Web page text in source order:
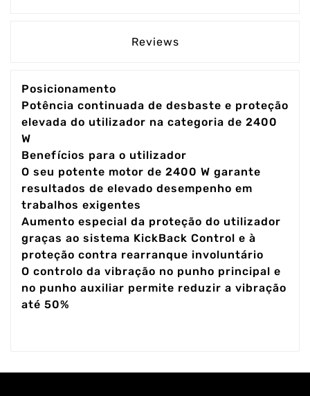
Reviews
Posicionamento
Potência continuada de desbaste e proteção
elevada do utilizador na categoria de 2400
W
Benefícios para o utilizador
O seu potente motor de 2400 W garante
resultados de elevado desempenho em
trabalhos exigentes
Aumento especial da proteção do utilizador
graças ao sistema KickBack Control e à
proteção contra rearranque involuntário
O controlo da vibração no punho principal e
no punho auxiliar permite reduzir a vibração
até 50%